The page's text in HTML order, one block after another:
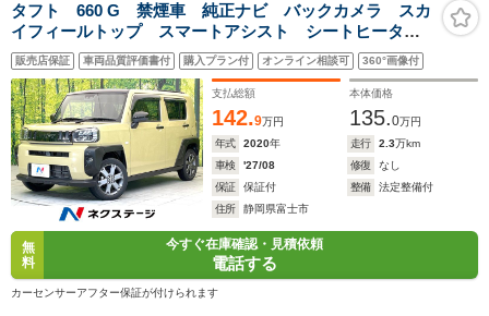
タフト 660 G 禁煙車 純正ナビ バックカメラ スカ
イフィールトップ スマートアシスト シートヒータ
ー ETC スマートキー LEDヘッド オートライト
オートエアコン アイドリングストップ 電動格納ミラ
ー
販売店保証 車両品質評価書付 購入プラン付 オンライン相談可 360°画像付
支払総額
142.9万円
本体価格
135.0万円
年式
2020年 走行 2.3万km
車検
'27/08 修復
なし
保証
保証付 整備
法定整備付
住所
静岡県富士市
無
料
今すぐ在庫確認・見積依頼
電話する
カーセンサーアフター保証が付けられます